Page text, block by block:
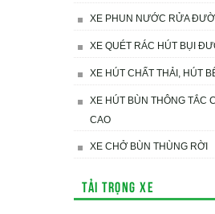
XE PHUN NƯỚC RỬA
XE QUÉT RÁC HÚT BỤI
XE HÚT CHẤT THẢI, HÚT
XE HÚT BÙN THÔNG TẮC
CAO
XE CHỞ BÙN THÙNG RỜI
Tải trọng xe